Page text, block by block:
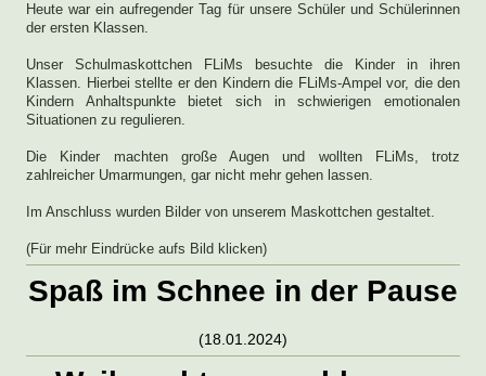
Heute war ein aufregender Tag für unsere Schüler und Schülerinnen
der ersten Klassen.
Unser Schulmaskottchen FLiMs besuchte die Kinder in ihren
Klassen. Hierbei stellte er den Kindern die FLiMs-Ampel vor, die den
Kindern Anhaltspunkte bietet sich in schwierigen emotionalen
Situationen zu regulieren.
Die Kinder machten große Augen und wollten FLiMs, trotz
zahlreicher Umarmungen, gar nicht mehr gehen lassen.
Im Anschluss wurden Bilder von unserem Maskottchen gestaltet.
(Für mehr Eindrücke aufs Bild klicken)
Spaß im Schnee in der Pause
(18.01.2024)